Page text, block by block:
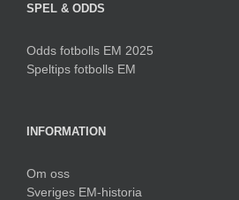
SPEL & ODDS
Odds fotbolls EM 2025
Speltips fotbolls EM
INFORMATION
Om oss
Sveriges EM-historia